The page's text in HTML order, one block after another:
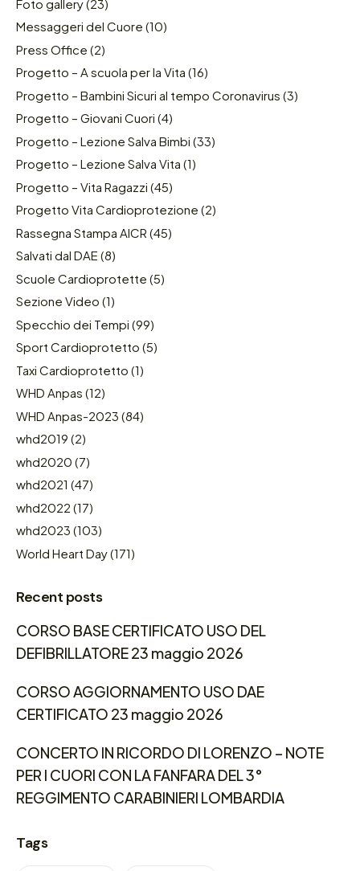
Foto gallery(23)
Messaggeri del Cuore (10)
Press Office (2)
Progetto – A scuola per la Vita (16)
Progetto – Bambini Sicuri al tempo Coronavirus (3)
Progetto – Giovani Cuori (4)
Progetto – Lezione Salva Bimbi (33)
Progetto – Lezione Salva Vita (1)
Progetto – Vita Ragazzi (45)
Progetto Vita Cardioprotezione (2)
Rassegna Stampa AICR (45)
Salvati dal DAE (8)
Scuole Cardioprotette (5)
Sezione Video (1)
Specchio dei Tempi (99)
Sport Cardioprotetto (5)
Taxi Cardioprotetto (1)
WHD Anpas (12)
WHD Anpas-2023 (84)
whd2019 (2)
whd2020 (7)
whd2021 (47)
whd2022 (17)
whd2023 (103)
World Heart Day(171)
Recent posts
CORSO BASE CERTIFICATO USO DEL
DEFIBRILLATORE 23 maggio 2026
CORSO AGGIORNAMENTO USO DAE
CERTIFICATO 23 maggio 2026
CONCERTO IN RICORDO DI LORENZO – NOTE
PER I CUORI CON LA FANFARA DEL 3°
REGGIMENTO CARABINIERI LOMBARDIA
Tags